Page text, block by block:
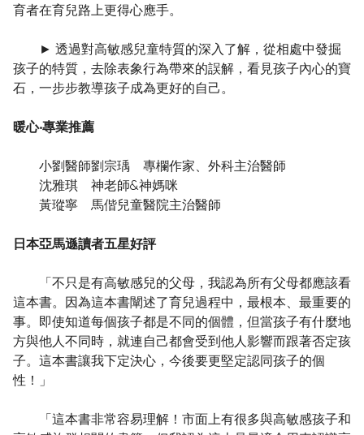
育者在育兒路上更得心應手。
► 透過對高敏感兒童特質的深入了解，從相處中發掘
孩子的特質，去除表象行為帶來的誤解，看見孩子內心的寶
石，一步步教導孩子成為更好的自己。
暖心‧專業推薦
小劉醫師劉宗瑀 專欄作家、外科主治醫師
沈雅琪 神老師&神媽咪
黃瑽寧 馬偕兒童醫院主治醫師
日本亞馬遜讀者五星好評
「不只是有高敏感兒的父母，我認為所有父母都應該看
這本書。因為這本書闡述了育兒過程中，最根本、最重要的
事。即使知道每個孩子都是不同的個體，但當孩子有什麼地
方與他人不同時，就連自己都會受到他人影響而跟著否定孩
子。這本書讓我下定決心，今後要更堅定認同孩子的個
性！」
「這本書非常容易理解！市面上有很多與高敏感孩子和